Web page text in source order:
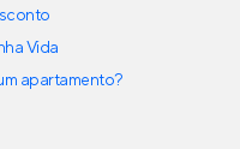
Vida
apartamento?